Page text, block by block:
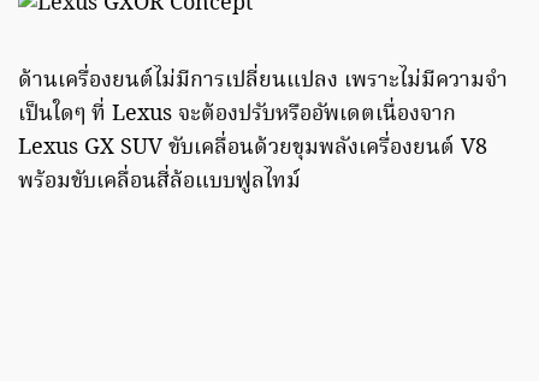
ด้านเครื่องยนต์ไม่มีการเปลี่ยนแปลง เพราะไม่มีความจำ
เป็นใดๆ ที่ Lexus จะต้องปรับหรืออัพเดตเนื่องจาก
Lexus GX SUV ขับเคลื่อนด้วยขุมพลังเครื่องยนต์ V8
พร้อมขับเคลื่อนสี่ล้อแบบฟูลไทม์